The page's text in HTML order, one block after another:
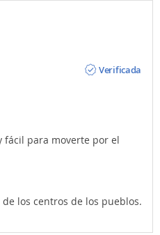
Verificada
fácil para moverte por el
los centros de los pueblos.